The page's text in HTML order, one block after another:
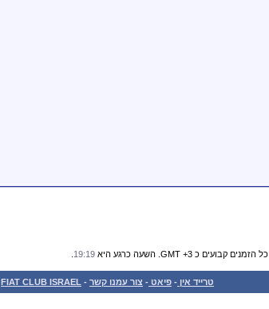
כל הזמנים קבועים כ GMT +3. השעה כרגע היא 19:19
טרייד אין - פיאט - צור עמנו קשר -
FIAT CLUB ISRAEL